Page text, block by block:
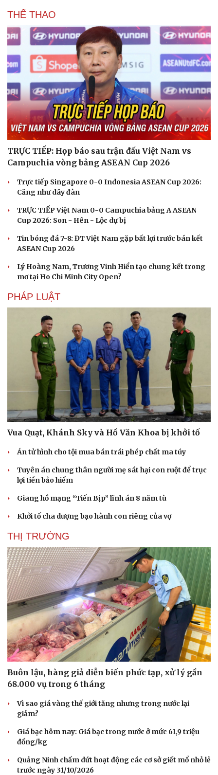
Văn hóa
Sân khấu - Điện ảnh
Văn học
Âm nhạc
Di sản
Giải trí
Nghệ sĩ
Thời trang
Sao Việt
THỂ THAO
TRỰC TIẾP: Họp báo sau trận đấu Việt Nam vs
Campuchia vòng bảng ASEAN Cup 2026
Trực tiếp Singapore 0-0 Indonesia ASEAN Cup 2026:
Căng như dây đàn
TRỰC TIẾP Việt Nam 0-0 Campuchia bảng A ASEAN
Cup 2026: Son - Hên - Lộc dự bị
Tin bóng đá 7-8: ĐT Việt Nam gặp bất lợi trước bán kết
ASEAN Cup 2026
Lý Hoàng Nam, Trương Vinh Hiển tạo chung kết trong
mơ tại Ho Chi Minh City Open?
PHÁP LUẬT
Vua Quạt, Khánh Sky và Hồ Văn Khoa bị khởi tố
Án tử hình cho tội mua bán trái phép chất ma túy
Tuyên án chung thân người mẹ sát hại con ruột để trục
lợi tiền bảo hiểm
Giang hồ mạng “Tiến Bịp” lĩnh án 8 năm tù
Khởi tố cha dượng bạo hành con riêng của vợ
THỊ TRƯỜNG
Buôn lậu, hàng giả diễn biến phức tạp, xử lý gần
68.000 vụ trong 6 tháng
Vì sao giá vàng thế giới tăng nhưng trong nước lại
giảm?
Giá bạc hôm nay: Giá bạc trong nước ở mức 61,9 triệu
đồng/kg
Quảng Ninh chấm dứt hoạt động các cơ sở giết mổ nhỏ lẻ
trước ngày 31/10/2026